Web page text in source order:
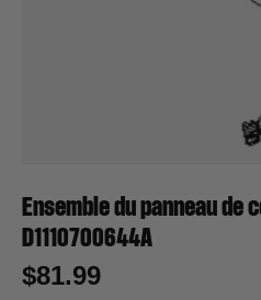
Ensemble du panneau de
D1110700644A
$81.99